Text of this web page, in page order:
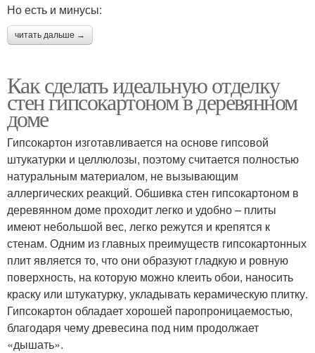
Но есть и минусы:
читать дальше →
Как сделать идеальную отделку
стен гипсокартоном в деревянном
доме
Гипсокартон изготавливается на основе гипсовой
штукатурки и целлюлозы, поэтому считается полностью
натуральным материалом, не вызывающим
аллергических реакций. Обшивка стен гипсокартоном в
деревянном доме проходит легко и удобно – плиты
имеют небольшой вес, легко режутся и крепятся к
стенам. Одним из главных преимуществ гипсокартонных
плит является то, что они образуют гладкую и ровную
поверхность, на которую можно клеить обои, наносить
краску или штукатурку, укладывать керамическую плитку.
Гипсокартон обладает хорошей паропроницаемостью,
благодаря чему древесина под ним продолжает
«дышать».